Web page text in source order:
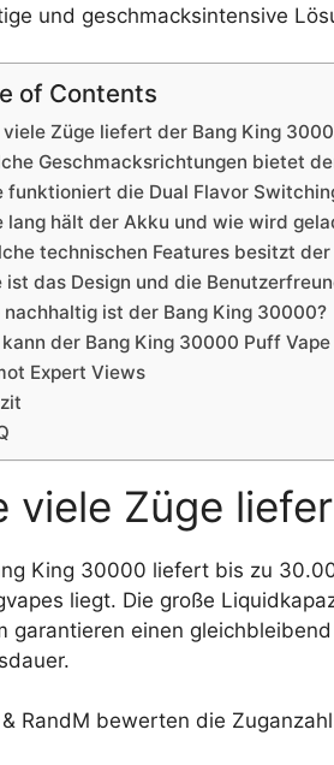
und geschmacksintensive
of Contents
viele Züge liefert der Bang King
Geschmacksrichtungen bietet
funktioniert die Dual Flavor
lang hält der Akku und wie wird
technischen Features besitzt
ist das Design und die
nachhaltig ist der Bang King 30000?
kann der Bang King 30000 Puff
Expert Views
viele Züge
King 30000 liefert bis zu
liegt. Die große
garantieren einen
RandM bewerten die